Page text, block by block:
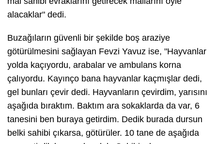
alacaklar" dedi.
Buzağıların güvenli bir şekilde boş araziye
götürülmesini sağlayan Fevzi Yavuz ise, "Hayvanlar
yolda kaçıyordu, arabalar ve ambulans korna
çalıyordu. Kayınço bana hayvanlar kaçmışlar dedi,
gel bunları çevir dedi. Hayvanların çevirdim, yarısını
aşağıda bıraktım. Baktım ara sokaklarda da var, 6
tanesini ben buraya getirdim. Dedik burada dursun
belki sahibi çıkarsa, götürüler. 10 tane de aşağıda